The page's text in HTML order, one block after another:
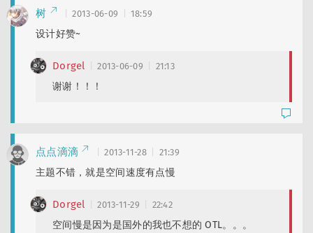
树 2013-06-09 18:59
设计好赞~
Dorgel 2013-06-09 21:13
谢谢！！！
点点滴滴 2013-11-28 21:39
主题不错，就是空间速度有点慢
Dorgel 2013-11-29 22:42
空间慢是因为是国外的我也不想的 OTL。。。